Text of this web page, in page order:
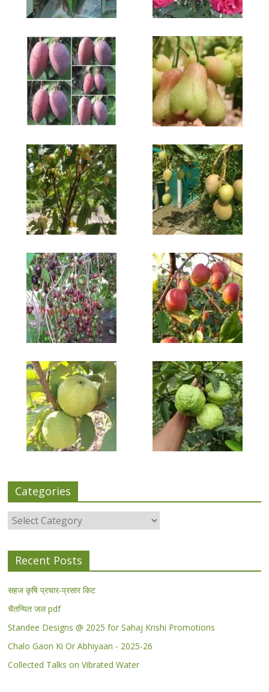
Categories
Categories
Recent Posts
सहज कृषि प्रचार-प्रसार किट
चैतन्यित जल pdf
Standee Designs @ 2025 for Sahaj Krishi Promotions
Chalo Gaon Ki Or Abhiyaan - 2025-26
Collected Talks on Vibrated Water